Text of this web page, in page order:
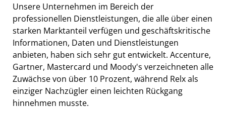
Unsere Unternehmen im Bereich der
professionellen Dienstleistungen, die alle über einen
starken Marktanteil verfügen und geschäftskritische
Informationen, Daten und Dienstleistungen
anbieten, haben sich sehr gut entwickelt. Accenture,
Gartner, Mastercard und Moody's verzeichneten alle
Zuwächse von über 10 Prozent, während Relx als
einziger Nachzügler einen leichten Rückgang
hinnehmen musste.